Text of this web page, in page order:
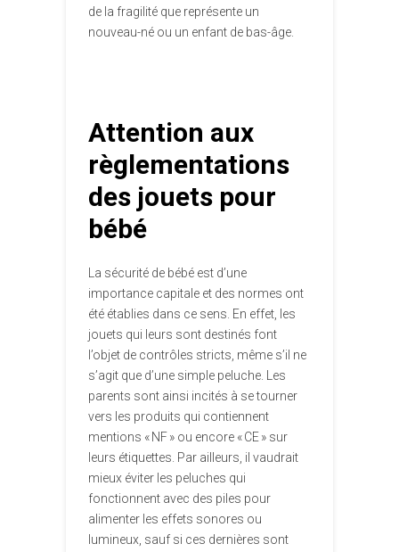
de la fragilité que représente un
nouveau-né ou un enfant de bas-âge.
Attention aux
règlementations
des jouets pour
bébé
La sécurité de bébé est d’une
importance capitale et des normes ont
été établies dans ce sens. En effet, les
jouets qui leurs sont destinés font
l’objet de contrôles stricts, même s’il ne
s’agit que d’une simple peluche. Les
parents sont ainsi incités à se tourner
vers les produits qui contiennent
mentions « NF » ou encore « CE » sur
leurs étiquettes. Par ailleurs, il vaudrait
mieux éviter les peluches qui
fonctionnent avec des piles pour
alimenter les effets sonores ou
lumineux, sauf si ces dernières sont